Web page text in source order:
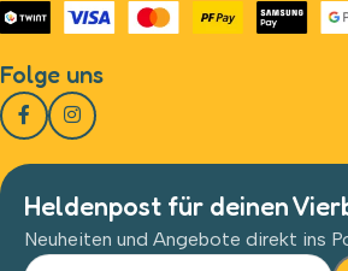
Folge uns
Heldenpost für deinen
Neuheiten und Angebote direkt ins